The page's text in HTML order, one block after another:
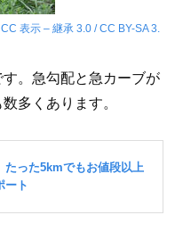
CC 表示 – 継承 3.0 / CC BY-SA 3.
。急勾配と急カーブが
多くあります。